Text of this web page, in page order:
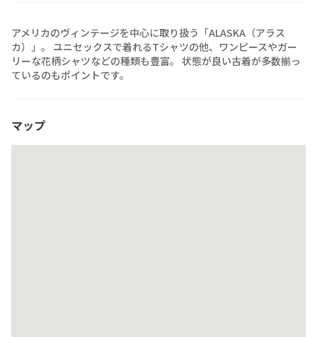
アメリカのヴィンテージを中心に取り扱う「ALASKA（アラス
カ）」。 ユニセックスで着れるTシャツの他、ワンピースやガー
リーな花柄シャツなどの種類も豊富。 状態が良い古着が多数揃っ
ているのもポイントです。
マップ